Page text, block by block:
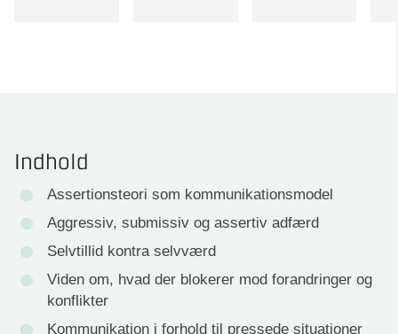
Indhold
Assertionsteori som kommunikationsmodel
Aggressiv, submissiv og assertiv adfærd
Selvtillid kontra selvværd
Viden om, hvad der blokerer mod forandringer og
konflikter
Kommunikation i forhold til pressede situationer